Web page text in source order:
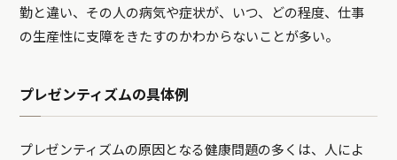
勤と違い、その人の病気や症状が、いつ、どの程度、仕事
の生産性に支障をきたすのかわからないことが多い。
プレゼンティズムの具体例
プレゼンティズムの原因となる健康問題の多くは、人によ